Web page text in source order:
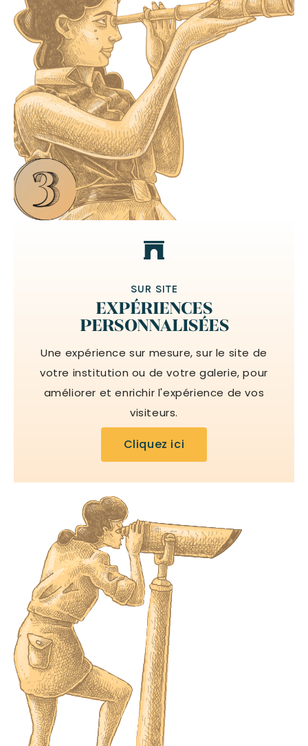
SUR SITE
EXPÉRIENCES
PERSONNALISÉES
Une expérience sur mesure, sur le site de
votre institution ou de votre galerie, pour
améliorer et enrichir l'expérience de vos
visiteurs.
Cliquez ici